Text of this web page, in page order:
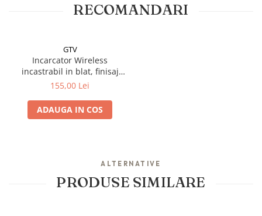
RECOMANDARI
GTV
Incarcator Wireless
incastrabil in blat, finisaj
crom
155,00 Lei
ADAUGA IN COS
ALTERNATIVE
PRODUSE SIMILARE